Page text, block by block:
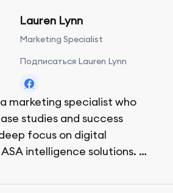
Lauren Lynn
Marketing Specialist
Подписаться Lauren Lynn
marketing specialist who
studies and success
focus on digital
intelligence solutions.